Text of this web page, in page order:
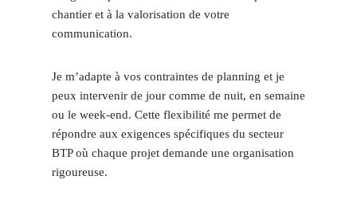
chantier et à la valorisation de votre
communication.
Je m’adapte à vos contraintes de planning et je
peux intervenir de jour comme de nuit, en semaine
ou le week-end. Cette flexibilité me permet de
répondre aux exigences spécifiques du secteur
BTP où chaque projet demande une organisation
rigoureuse.